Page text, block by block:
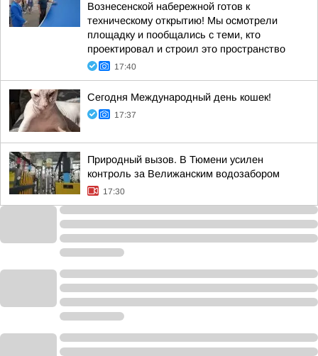
Вознесенской набережной готов к
техническому открытию! Мы осмотрели
площадку и пообщались с теми, кто
проектировал и строил это пространство
17:40
Сегодня Международный день кошек!
17:37
Природный вызов. В Тюмени усилен
контроль за Велижанским водозабором
17:30